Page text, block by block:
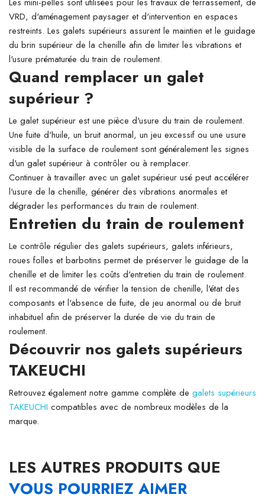
VRD, d'aménagement paysager et d'intervention en espaces
restreints. Les galets supérieurs assurent le maintien et le guidage
du brin supérieur de la chenille afin de limiter les vibrations et
l'usure prématurée du train de roulement.
Quand remplacer un galet
supérieur ?
Le galet supérieur est une pièce d'usure du train de roulement.
Une fuite d'huile, un bruit anormal, un jeu excessif ou une usure
visible de la surface de roulement sont généralement les signes
d'un galet supérieur à contrôler ou à remplacer.
Continuer à travailler avec un galet supérieur usé peut accélérer
l'usure de la chenille, générer des vibrations anormales et
dégrader les performances du train de roulement.
Entretien du train de roulement
Le contrôle régulier des galets supérieurs, galets inférieurs,
roues folles et barbotins permet de préserver le guidage de la
chenille et de limiter les coûts d'entretien du train de roulement.
Il est recommandé de vérifier la tension de chenille, l'état des
composants et l'absence de fuite, de jeu anormal ou de bruit
inhabituel afin de préserver la durée de vie du train de
roulement.
Découvrir nos galets supérieurs
TAKEUCHI
Retrouvez également notre gamme complète de galets supérieurs
TAKEUCHI compatibles avec de nombreux modèles de la
marque.
LES AUTRES PRODUITS QUE
VOUS POURRIEZ AIMER